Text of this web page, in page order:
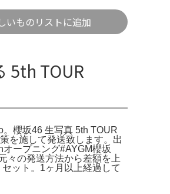
いものリストに追加
5th TOUR
櫻坂46 生写真 5th TOUR
を施して発送致します。出
ープニング#AYGM櫻坂
々の発送方法から差額を上
ット。1ヶ月以上経過して